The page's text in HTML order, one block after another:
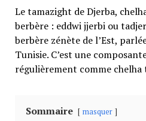
Le tamazight de Djerba,
berbère : eddwi jjerbi ou
berbère zénète de l’Est,
Tunisie. C’est une
régulièrement comme chelha
Sommaire masquer